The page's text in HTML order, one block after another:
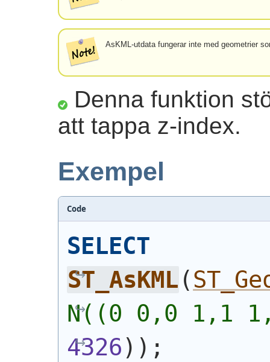
AsKML-utdata fungerar inte med geometrier
Denna funktion
att tappa z-index.
Exempel
Code
SELECT
ST_AsKML (
N((0 0,0 1,1
4326 ) ) ;